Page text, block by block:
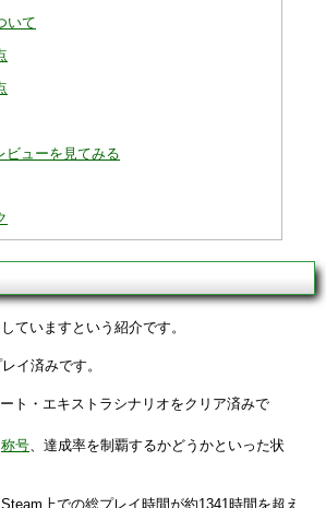
いて
ビューを見てみる
ていますという紹介です。
イ済みです。
ト・エキストラシナリオをクリア済みで
称号 、達成率を制覇するかどうかといった状
上での総プレイ時間が約1341時間を超え